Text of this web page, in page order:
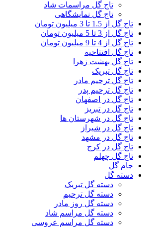
تاج گل مراسمات شاد
تاج گل نمایشگاهی
تاج گل از 1.5 تا 3 میلیون تومان
تاج گل از 3 تا 5 میلیون تومان
تاج گل از 4 تا 9 میلیون تومان
تاج گل افتتاحیه
تاج گل بهشت زهرا
تاج گل تبریک
تاج گل ترحیم مادر
تاج گل ترحیم پدر
تاج گل در اصفهان
تاج گل در تبریز
تاج گل در شهرستان ها
تاج گل در شیراز
تاج گل در مشهد
تاج گل در کرج
تاج گل چهلم
جام گل
دسته گل
دسته گل تبریک
دسته گل ترحیم
دسته گل روز مادر
دسته گل مراسم شاد
دسته گل مراسم عروسی